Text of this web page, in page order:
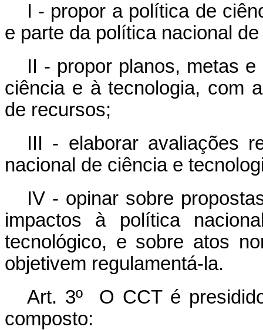
I - propor a política de
e parte da política nacional
II - propor planos, metas
ciência e à tecnologia, com
de recursos;
III - elaborar avaliações
nacional de ciência e
IV - opinar sobre
impactos à política
tecnológico, e sobre atos
objetivem regulamentá-la.
Art. 3º O CCT é
composto: